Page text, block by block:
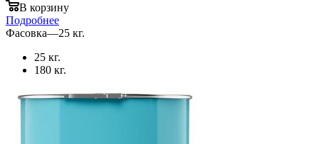
В корзину
Подробнее
Фасовка—25 кг.
25 кг.
180 кг.